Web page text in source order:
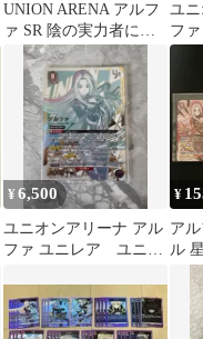
UNION ARENA アルフ
ァ SR 陰の実力者にな
りたくて！
ユ
フ
な
¥6,500
ユニオンアリーナ アル
ファ ユニレア ユニオ
¥
ア
ル